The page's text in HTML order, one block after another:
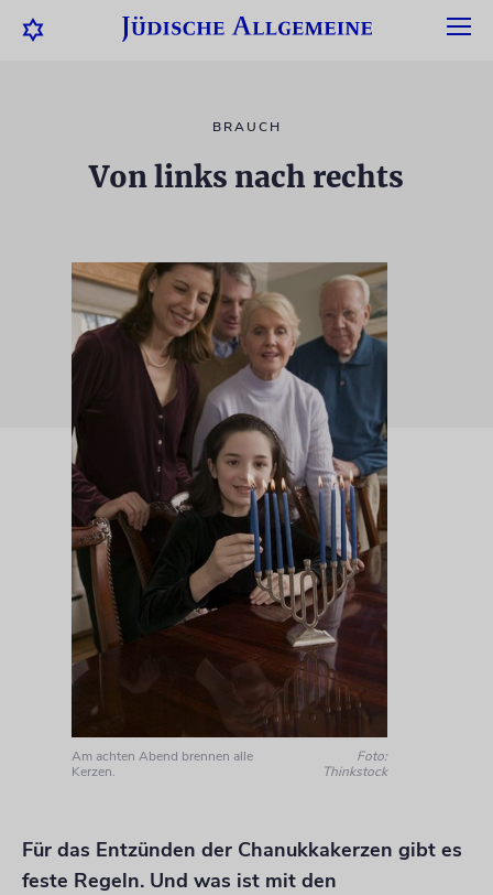
BRAUCH
Von links nach rechts
Am achten Abend brennen alle
Kerzen.
Foto:
Thinkstock
Für das Entzünden der Chanukkakerzen gibt es
feste Regeln. Und was ist mit den